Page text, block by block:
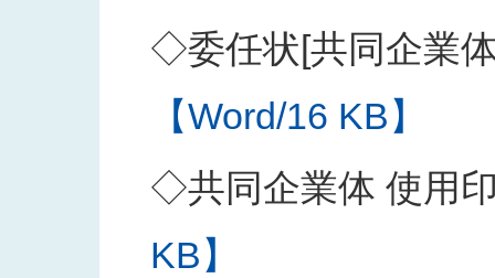
◇委任状[共同企業
【Word/16 KB】
◇共同企業体 使用
KB】